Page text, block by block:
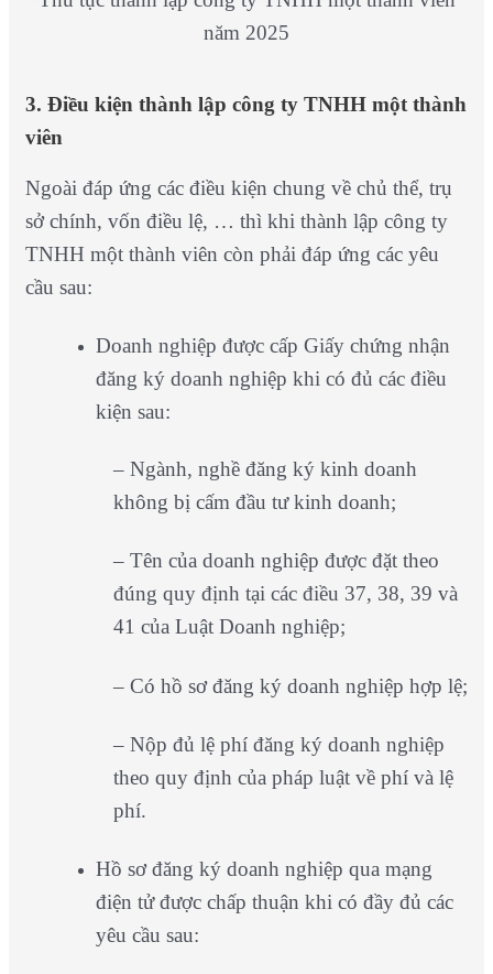
năm 2025
3. Điều kiện thành lập công ty TNHH một thành
viên
Ngoài đáp ứng các điều kiện chung về chủ thể, trụ
sở chính, vốn điều lệ, … thì khi thành lập công ty
TNHH một thành viên còn phải đáp ứng các yêu
cầu sau:
Doanh nghiệp được cấp Giấy chứng nhận
đăng ký doanh nghiệp khi có đủ các điều
kiện sau:
– Ngành, nghề đăng ký kinh doanh
không bị cấm đầu tư kinh doanh;
– Tên của doanh nghiệp được đặt theo
đúng quy định tại các điều 37, 38, 39 và
41 của Luật Doanh nghiệp;
– Có hồ sơ đăng ký doanh nghiệp hợp lệ;
– Nộp đủ lệ phí đăng ký doanh nghiệp
theo quy định của pháp luật về phí và lệ
phí.
Hồ sơ đăng ký doanh nghiệp qua mạng
điện tử được chấp thuận khi có đầy đủ các
yêu cầu sau: